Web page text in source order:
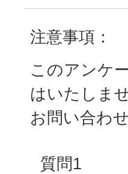
注意事項：
このアンケ
はいたしま
お問い合わせ
質問1